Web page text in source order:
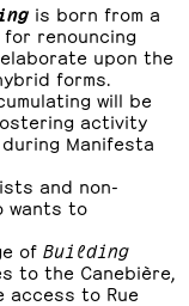
is born from a
renouncing
upon the
forms.
will be
activity
during Manifesta
and non-
wants to
of Building
to the Canebière,
to Rue